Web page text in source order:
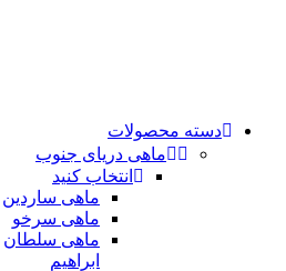
دسته محصولات
ماهی دریای جنوب
انتخاب کنید
ماهی ساردین
ماهی سرخو
ماهی سلطان
ابراهیم